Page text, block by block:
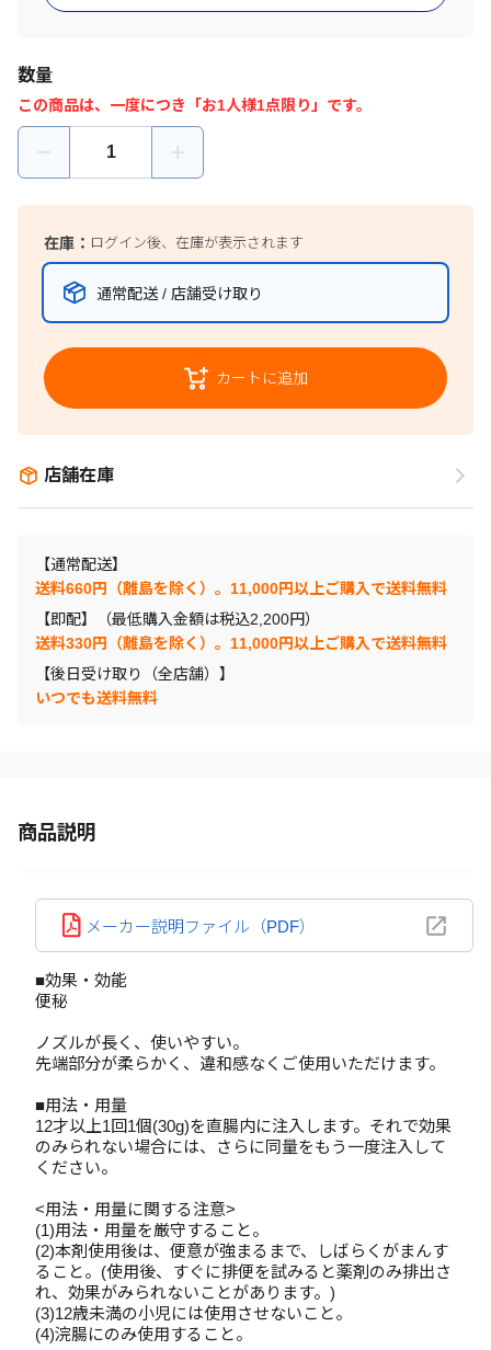
数量
この商品は、一度につき「お1人様1点限り」です。
在庫： ログイン後、在庫が表示されます
通常配送 / 店舗受け取り
カートに追加
店舗在庫
【通常配送】
送料660円（離島を除く）。11,000円以上ご購入で送料無料
【即配】（最低購入金額は税込2,200円）
送料330円（離島を除く）。11,000円以上ご購入で送料無料
【後日受け取り（全店舗）】
いつでも送料無料
商品説明
メーカー説明ファイル（PDF）
■効果・効能
便秘
ノズルが長く、使いやすい。
先端部分が柔らかく、違和感なくご使用いただけます。
■用法・用量
12才以上1回1個(30g)を直腸内に注入します。それで効果
のみられない場合には、さらに同量をもう一度注入して
ください。
<用法・用量に関する注意>
(1)用法・用量を厳守すること。
(2)本剤使用後は、便意が強まるまで、しばらくがまんす
ること。(使用後、すぐに排便を試みると薬剤のみ排出さ
れ、効果がみられないことがあります。)
(3)12歳未満の小児には使用させないこと。
(4)浣腸にのみ使用すること。